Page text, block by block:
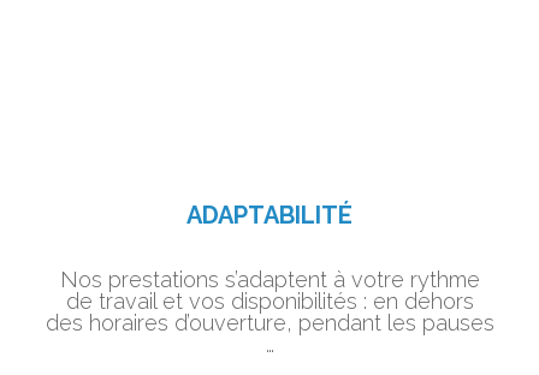
ADAPTABILITÉ
Nos prestations s’adaptent à votre rythme
de travail et vos disponibilités : en dehors
des horaires d’ouverture, pendant les pauses
…